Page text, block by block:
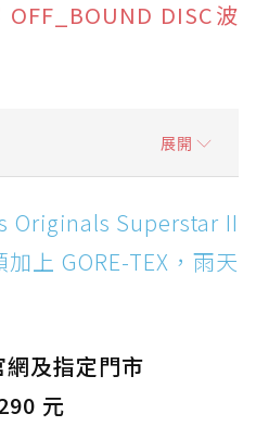
DISC波
展開
Originals Superstar II
加上 GORE-TEX，雨天街
Hierro v9 GORE-
Low GORE-TEX：
水科技，雨天穿搭帥度不
Originals Superstar II
上 GORE-TEX，雨天
及指定門市
元